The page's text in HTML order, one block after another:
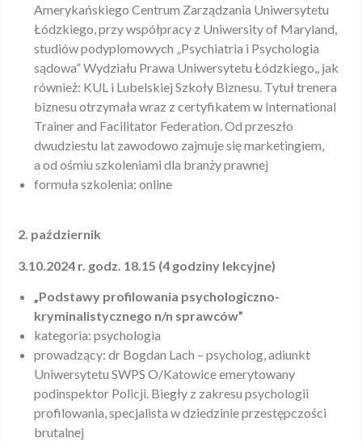
Amerykańskiego Centrum Zarządzania Uniwersytetu
Łódzkiego, przy współpracy z Uniwersity of Maryland,
studiów podyplomowych „Psychiatria i Psychologia
sądowa” Wydziału Prawa Uniwersytetu Łódzkiego,, jak
również: KUL i Lubelskiej Szkoły Biznesu. Tytuł trenera
biznesu otrzymała wraz z certyfikatem w International
Trainer and Facilitator Federation. Od przeszło
dwudziestu lat zawodowo zajmuje się marketingiem,
a od ośmiu szkoleniami dla branży prawnej
formuła szkolenia: online
2. październik
3.10.2024 r. godz. 18.15 (4 godziny lekcyjne)
„Podstawy profilowania psychologiczno-
kryminalistycznego n/n sprawców”
kategoria: psychologia
prowadzący: dr Bogdan Lach – psycholog, adiunkt
Uniwersytetu SWPS O/Katowice emerytowany
podinspektor Policji. Biegły z zakresu psychologii
profilowania, specjalista w dziedzinie przestępczości
brutalnej